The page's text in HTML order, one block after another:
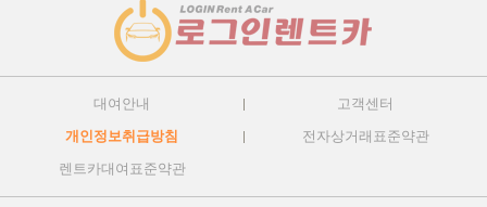
대여안내 고객센터
개인정보취급방침 전자상거래표준약관
렌트카대여표준약관